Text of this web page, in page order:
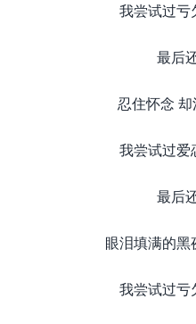
我尝试过亏
最后
忍住怀念
我尝试过爱
最后
眼泪填满的黑
我尝试过亏